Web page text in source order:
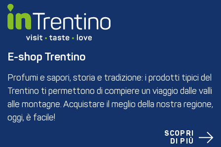
E-shop Trentino
Profumi e sapori, storia e tradizione: i prodotti tipici del
Trentino ti permettono di compiere un viaggio dalle valli
alle montagne. Acquistare il meglio della nostra regione,
oggi, è facile!
SCOPRI
DI PIÙ